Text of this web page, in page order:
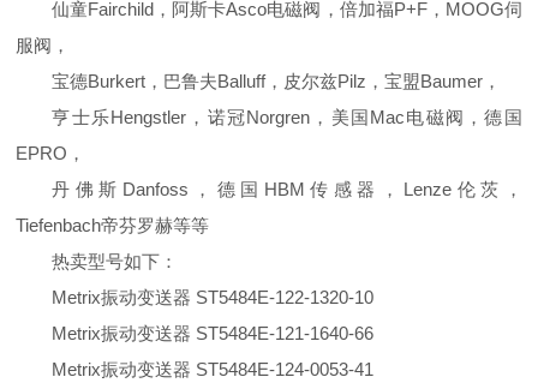
仙童Fairchild，阿斯卡Asco电磁阀，倍加福P+F，MOOG伺
服阀，
宝德Burkert，巴鲁夫Balluff，皮尔兹Pilz，宝盟Baumer，
亨士乐Hengstler，诺冠Norgren，美国Mac电磁阀，德国
EPRO，
丹佛斯Danfoss，德国HBM传感器，Lenze伦茨，
Tiefenbach帝芬罗赫等等
热卖型号如下：
Metrix振动变送器 ST5484E-122-1320-10
Metrix振动变送器 ST5484E-121-1640-66
Metrix振动变送器 ST5484E-124-0053-41